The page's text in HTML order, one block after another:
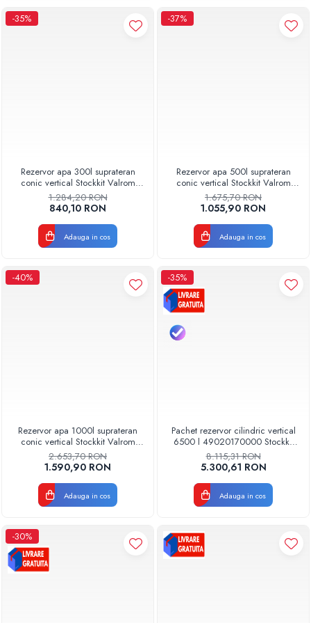
-35%
Rezervor apa 300l suprateran
conic vertical Stockkit Valrom
49010300000
1.284,20 RON
840,10 RON
Adauga in cos
-37%
Rezervor apa 500l suprateran
conic vertical Stockkit Valrom
49010500000
1.675,70 RON
1.055,90 RON
Adauga in cos
-40%
Rezervor apa 1000l suprateran
conic vertical Stockkit Valrom
49011000000
2.653,70 RON
1.590,90 RON
Adauga in cos
-35%
Pachet rezervor cilindric vertical
6500 l 49020170000 Stockkit
Valrom
8.115,31 RON
5.300,61 RON
Adauga in cos
-30%